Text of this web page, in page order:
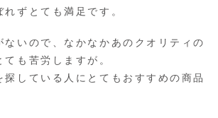
ずとても満足です。
ないので、なかなかあのクオリティの
も苦労しますが。
探している人にとてもおすすめの商品